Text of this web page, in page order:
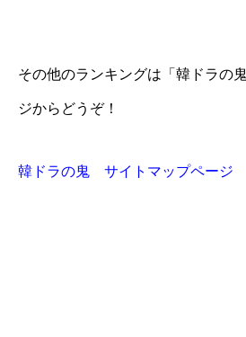
その他のランキングは「韓ドラの
ジからどうぞ！
韓ドラの鬼 サイトマップページ